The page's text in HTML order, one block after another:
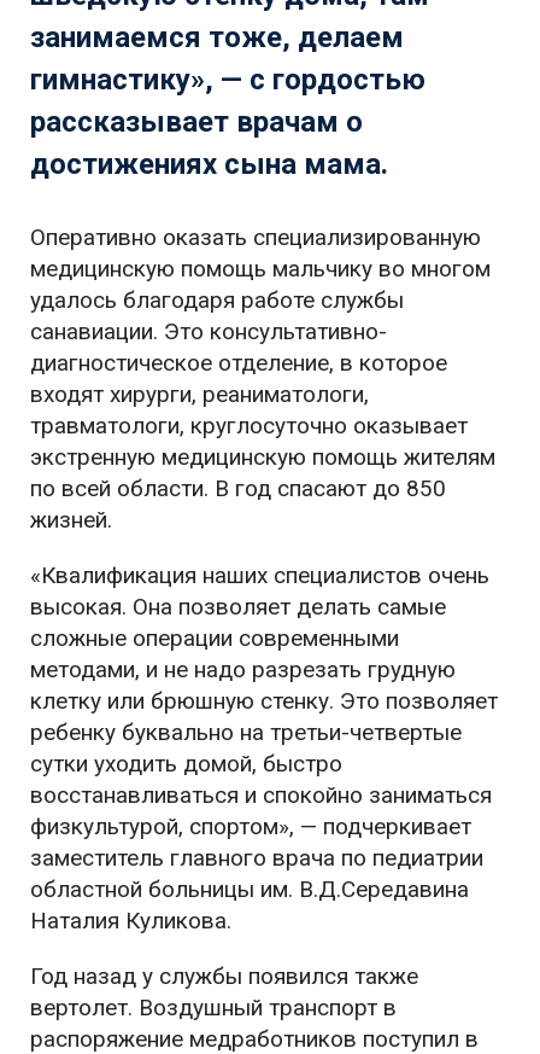
занимаемся тоже, делаем
гимнастику», — с гордостью
рассказывает врачам о
достижениях сына мама.
Оперативно оказать специализированную
медицинскую помощь мальчику во многом
удалось благодаря работе службы
санавиации. Это консультативно-
диагностическое отделение, в которое
входят хирурги, реаниматологи,
травматологи, круглосуточно оказывает
экстренную медицинскую помощь жителям
по всей области. В год спасают до 850
жизней.
«Квалификация наших специалистов очень
высокая. Она позволяет делать самые
сложные операции современными
методами, и не надо разрезать грудную
клетку или брюшную стенку. Это позволяет
ребенку буквально на третьи-четвертые
сутки уходить домой, быстро
восстанавливаться и спокойно заниматься
физкультурой, спортом», — подчеркивает
заместитель главного врача по педиатрии
областной больницы им. В.Д.Середавина
Наталия Куликова.
Год назад у службы появился также
вертолет. Воздушный транспорт в
распоряжение медработников поступил в